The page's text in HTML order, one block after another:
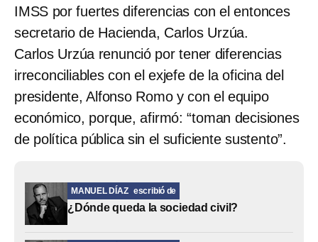
IMSS por fuertes diferencias con el entonces
secretario de Hacienda, Carlos Urzúa.
Carlos Urzúa renunció por tener diferencias
irreconciliables con el exjefe de la oficina del
presidente, Alfonso Romo y con el equipo
económico, porque, afirmó: “toman decisiones
de política pública sin el suficiente sustento”.
MANUEL DÍAZ escribió de
¿Dónde queda la sociedad civil?